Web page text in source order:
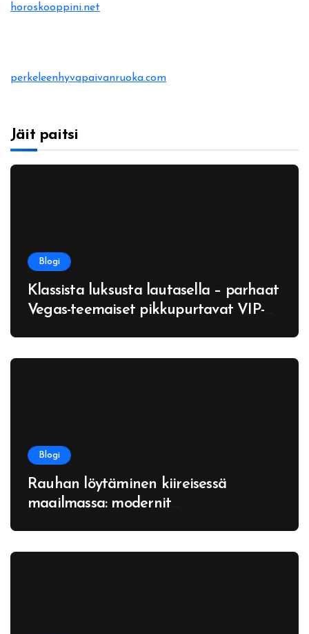
horoskooppini.net
perkeleenhyvapaivanruoka.com
Jäit paitsi
Blogi
Klassista luksusta lautasella – parhaat
Vegas-teemaiset pikkupurtavat VIP-
Blogi
Rauhan löytäminen kiireisessä
maailmassa: modernit